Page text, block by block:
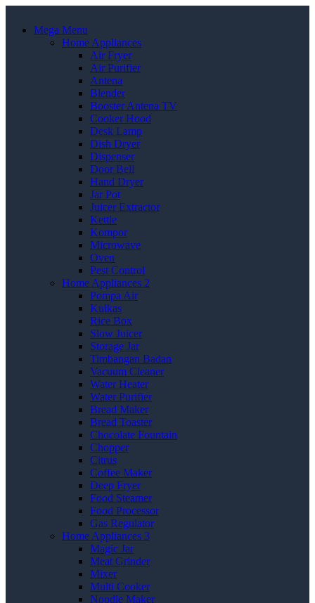
Mega Menu
Home Appliances
Air Fryer
Air Purifier
Antena
Blender
Booster Antena TV
Cooker Hood
Desk Lamp
Dish Dryer
Dispenser
Door Bell
Hand Dryer
Jar Pot
Juicer Extractor
Kettle
Kompor
Microwave
Oven
Pest Control
Home Appliances 2
Pompa Air
Kulkas
Rice Box
Slow Juicer
Storage Jar
Timbangan Badan
Vacuum Cleaner
Water Heater
Water Purifier
Bread Maker
Bread Toaster
Chocolate Fountain
Chopper
Citrus
Coffee Maker
Deep Fryer
Food Steamer
Food Processor
Gas Regulator
Home Appliances 3
Magic Jar
Meat Grinder
Mixer
Multi Cooker
Noodle Maker